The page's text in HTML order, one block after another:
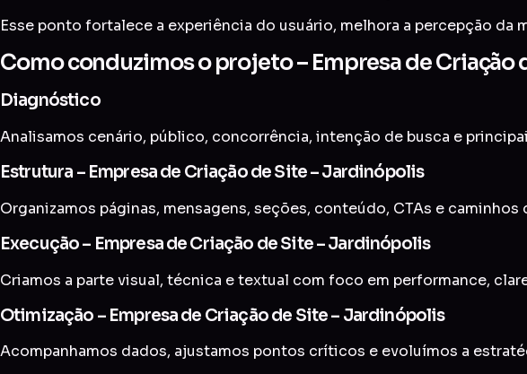
Esse ponto fortalece a experiência do usuário, melhora a percepção
Como conduzimos o projeto – Empresa de Criação
Diagnóstico
Analisamos cenário, público, concorrência, intenção de busca e
Estrutura – Empresa de Criação de Site – Jardinópolis
Organizamos páginas, mensagens, seções, conteúdo, CTAs e
Execução – Empresa de Criação de Site – Jardinópolis
Criamos a parte visual, técnica e textual com foco em performance,
Otimização – Empresa de Criação de Site – Jardinópolis
Acompanhamos dados, ajustamos pontos críticos e evoluímos a